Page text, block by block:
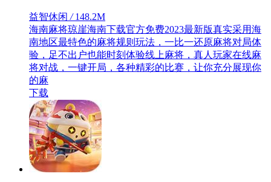
益智休闲 /148.2M
海南麻将琼崖海南下载官方免费2023最新版真实采用海
南地区最特色的麻将规则玩法，一比一还原麻将对局体
验，足不出户也能时刻体验线上麻将，真人玩家在线麻
将对战，一键开局，各种精彩的比赛，让你充分展现你
的麻
下载